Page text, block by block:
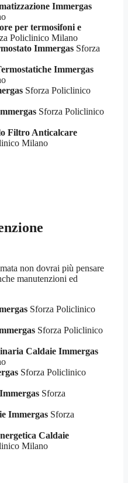
Immergas
per termosifoni e
Policlinico Milano
Immergas Sforza
Immergas
Sforza Policlinico
Sforza Policlinico
Filtro Anticalcare
Milano
non dovrai più pensare
manutenzioni ed
Sforza Policlinico
Sforza Policlinico
Caldaie Immergas
Sforza Policlinico
Sforza
Immergas Sforza
Caldaie
Milano